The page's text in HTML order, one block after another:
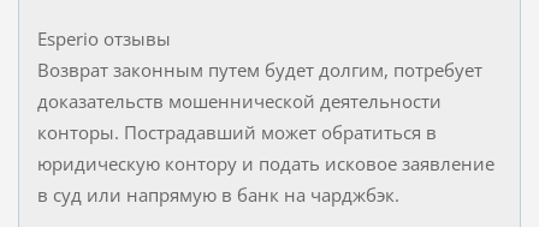
Esperio отзывы
Возврат законным путем будет долгим, потребует
доказательств мошеннической деятельности
конторы. Пострадавший может обратиться в
юридическую контору и подать исковое заявление
в суд или напрямую в банк на чарджбэк.